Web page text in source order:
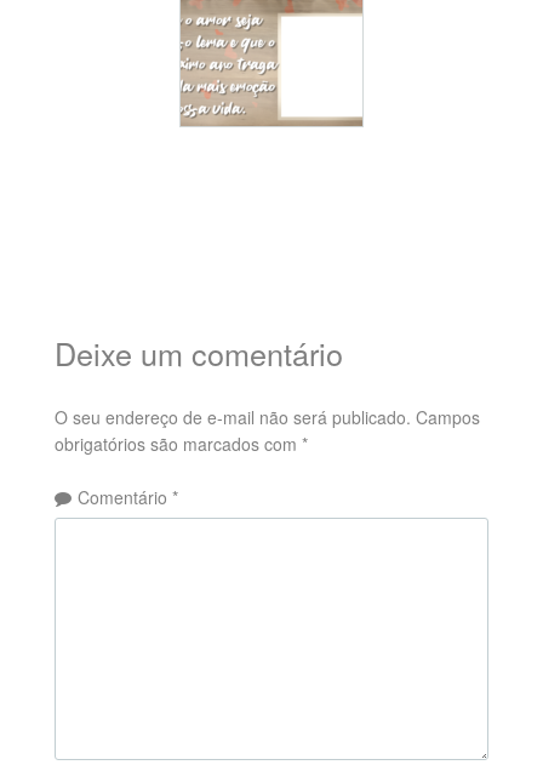
Deixe um comentário
O seu endereço de e-mail não será publicado. Campos
obrigatórios são marcados com *
Comentário *